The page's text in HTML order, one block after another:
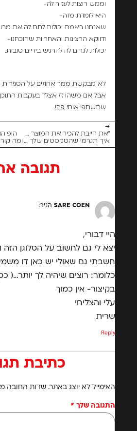
וממש רוצות לעזור לה-
היא לומדת מזה-
שאנחנו באמת יכולות לתת לה את
ודווקא הרצינות והאחריות שהוכחנו-
יכולות לגרום לה להרגיש בידיים טובות.
לא מבקשת ממך אחוזים על הסגירות
אבל אם משהו זז אצלך בעקבות
שתשתפי אותי פה!
→
"את חייבת להכיר את המוצר המדהים שלי!!"
איך תגרמי שהטקסטים שלך יעוררו אמון?
הופ
ומה
תגובה
SARE COEN הגיב:
היי דבורי,
יצא לי גם לחשוב על הסלוגן הזה
חשבתי גם שאולי יש כאן דו
כלומר: רוצים שיהיה לך יותר…(
בקיצור- אין כמוך
עלי והצליחי
שרית
Reply
כתיבת
האימייל לא יוצג באתר. שדות החובה
התגובה שלך *